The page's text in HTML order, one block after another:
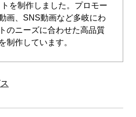
を制作しました。プロモー
画、SNS動画など多岐にわ
のニーズに合わせた高品質
制作しています。